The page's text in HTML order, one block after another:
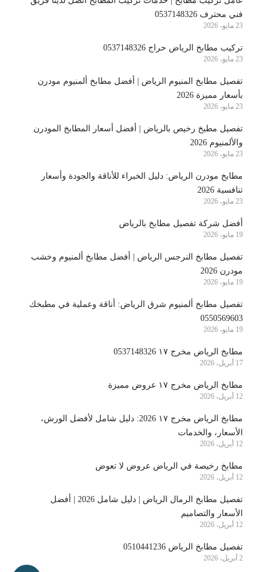
فني محترف 0537148326
23 مايو، 2026
تركيب مطابخ الرياض حراج 0537148326
23 مايو، 2026
تفصيل مطابخ المنيوم الرياض | أفضل مطابخ ألمنيوم مودرن
بأسعار مميزة 2026
23 مايو، 2026
تفصيل مطبخ رخيص بالرياض | أفضل أسعار المطابخ المودرن
والألمنيوم 2026
23 مايو، 2026
مطابخ مودرن الرياض: دليل الخبراء للأناقة والجودة وأسعار
تنافسية 2026
23 مايو، 2026
أفضل شركة تفصيل مطابخ بالرياض
19 مايو، 2026
تفصيل مطابخ النرجس الرياض | أفضل مطابخ ألمنيوم وخشب
مودرن 2026
19 مايو، 2026
تفصيل مطابخ ألمنيوم شرق الرياض: أناقة وعملية في مطبخك
0550569603
19 مايو، 2026
مطابخ الرياض مخرج ١٧ 0537148326
17 أبريل، 2026
مطابخ الرياض مخرج ١٧ عروض مميزة
12 أبريل، 2026
مطابخ الرياض مخرج ١٧ 2026: دليل شامل لأفضل الورش،
الأسعار، والخدمات
12 أبريل، 2026
مطابخ رخيصة في الرياض عروض لا تعوض
12 أبريل، 2026
تفصيل مطابخ الرمال الرياض | دليل شامل 2026 | أفضل
الأسعار والتصاميم
12 أبريل، 2026
تفصيل مطابخ الرياض 0510441236
2 أبريل، 2026